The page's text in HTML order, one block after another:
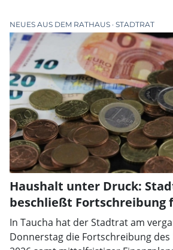
Einbindung des Jugendparlaments in
Ausschussarbeit.
NEUES AUS DEM RATHAUS STADTRAT
Haushalt unter Druck:
beschließt Fortschreibung
In Taucha hat der Stadtrat am
Donnerstag die Fortschreibung